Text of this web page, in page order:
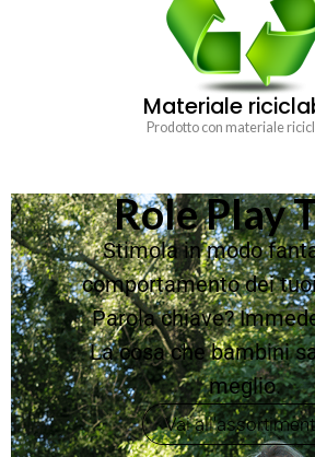
Materiale
Prodotto con materiale
Role Play
Stimola in modo
comportamento dei
Parola chiave?
La cosa che bambini
meglio.
Vai